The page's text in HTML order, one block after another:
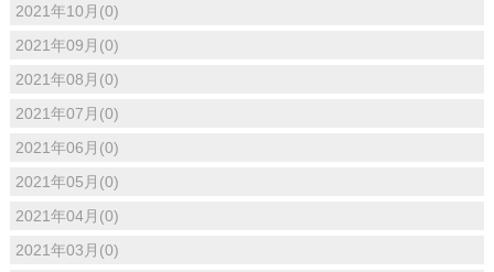
2021年10月(0)
2021年09月(0)
2021年08月(0)
2021年07月(0)
2021年06月(0)
2021年05月(0)
2021年04月(0)
2021年03月(0)